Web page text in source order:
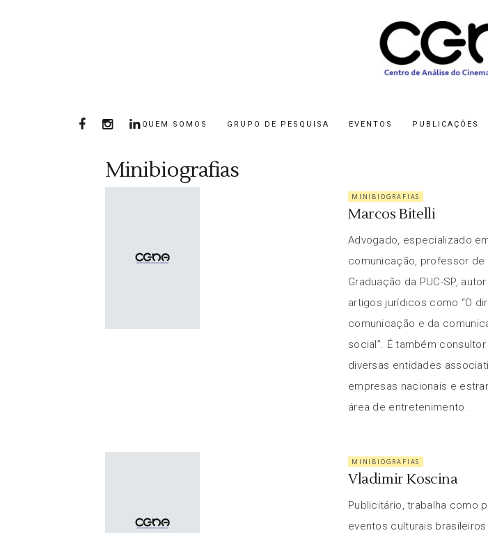
QUEM SOMOS GRUPO DE PESQUISA EVENTOS PUBLICAÇÕES
Minibiografias
MINIBIOGRAFIAS
Marcos Bitelli
Advogado, especializado
comunicação, professor de
Graduação da PUC-SP,
artigos jurídicos como “O
comunicação e da
social”. É também
diversas entidades
empresas nacionais e
área de entretenimento.
MINIBIOGRAFIAS
Vladimir Koscina
Publicitário, trabalha como
eventos culturais brasileiros